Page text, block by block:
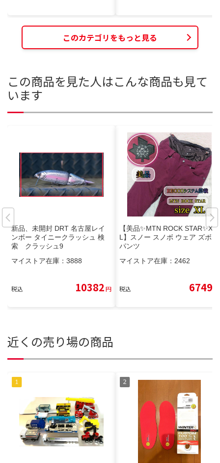
このカテゴリをもっと見る
この商品を見た人はこんな商品も見て
います
新品、未開封 DRT 名古屋レイ
ンボー タイニークラッシュ 検
索 クラッシュ9
マイストア在庫： 3888
税込 10382円
【美品✨MTN ROCK STAR✨X
L】スノー スノボ ウェア ズボン
パンツ
マイストア在庫： 2462
税込 6749
近くの売り場の商品